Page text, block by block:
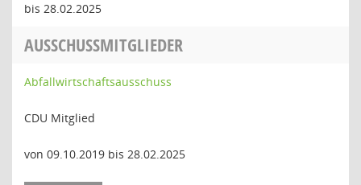
bis 28.02.2025
AUSSCHUSSMITGLIEDER
Abfallwirtschaftsausschuss
CDU Mitglied
von 09.10.2019 bis 28.02.2025